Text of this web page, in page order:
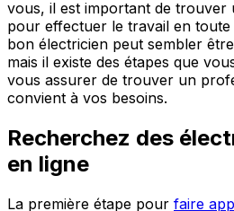
vous, il est important de trouver
pour effectuer le travail en
bon électricien peut sembler
mais il existe des étapes que
vous assurer de trouver un
convient à vos besoins.
Recherchez des
en ligne
La première étape pour faire